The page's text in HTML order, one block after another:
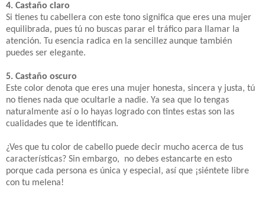
4. Castaño claro
Si tienes tu cabellera con este tono significa que eres una mujer
equilibrada, pues tú no buscas parar el tráfico para llamar la
atención. Tu esencia radica en la sencillez aunque también
puedes ser elegante.
5. Castaño oscuro
Este color denota que eres una mujer honesta, sincera y justa, tú
no tienes nada que ocultarle a nadie. Ya sea que lo tengas
naturalmente así o lo hayas logrado con tintes estas son las
cualidades que te identifican.
¿Ves que tu color de cabello puede decir mucho acerca de tus
características? Sin embargo, no debes estancarte en esto
porque cada persona es única y especial, así que ¡siéntete libre
con tu melena!